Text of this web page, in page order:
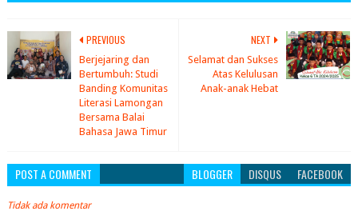
NEXT
Selamat dan Sukses
Atas Kelulusan
Anak-anak Hebat
PREVIOUS
Berjejaring dan
Bertumbuh: Studi
Banding Komunitas
Literasi Lamongan
Bersama Balai
Bahasa Jawa Timur
POST A COMMENT BLOGGER DISQUS FACEBOOK
Tidak ada komentar